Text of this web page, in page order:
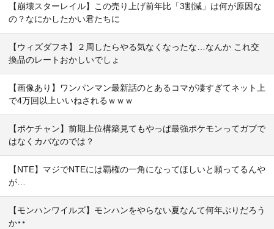
【崩壊スターレイル】この売り上げ前年比「3割減」は何が原因な
の？なにかしたかい君たちに
【ウィズダフネ】２周したらやる気なくなったな…なんか これ交
換品のレートおかしいでしょ
【画像あり】ワンパンマン最新話のとあるコマが凄すぎてネット上
で4万回以上いいねされるｗｗｗ
【ポケチャン】前期上位構築見てもやっぱ最強ポケモンってガブで
はなくカバなのでは？
【NTE】マジでNTEには覇権の一角になってほしいと願ってるんや
が…
【モンハンワイルズ】モンハンをやらない夏なんて何年ぶりだろう
か